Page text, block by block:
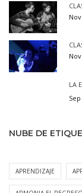
LA
NUBE DE
APRENDIZAJE